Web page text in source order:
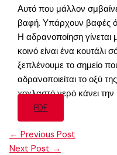
Αυτό που μάλλον
βαφή. Υπάρχουν βαφές
Η αδρανοποίηση γίνεται
κοινό είναι ένα κουτάλι
ξεπλένουμε το σημείο
αδρανοποιείται το οξύ
χοχλαστό νερό κάνει την
PDF
← Previous Post
Next Post →